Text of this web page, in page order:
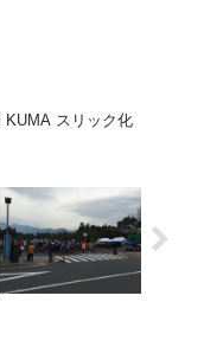
KUMA スリック化